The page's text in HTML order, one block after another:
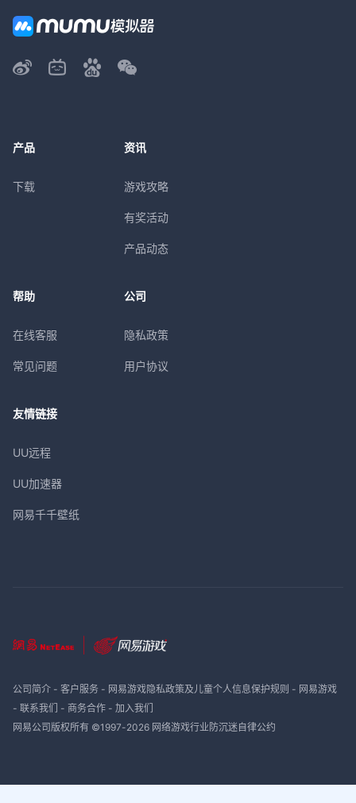
产品
下载
资讯
游戏攻略
有奖活动
产品动态
帮助
在线客服
常见问题
公司
隐私政策
用户协议
友情链接
UU远程
UU加速器
网易千千壁纸
公司简介- 客户服务- 网易游戏隐私政策及儿童个人信息保护规则 - 网易游戏
- 联系我们 - 商务合作- 加入我们
网易公司版权所有 ©1997-2026 网络游戏行业防沉迷自律公约